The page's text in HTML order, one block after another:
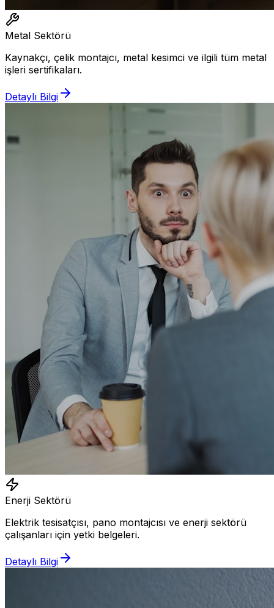
Metal Sektörü
Kaynakçı, çelik montajcı, metal kesimci ve ilgili tüm metal
işleri sertifikaları.
Detaylı Bilgi
Enerji Sektörü
Elektrik tesisatçısı, pano montajcısı ve enerji sektörü
çalışanları için yetki belgeleri.
Detaylı Bilgi